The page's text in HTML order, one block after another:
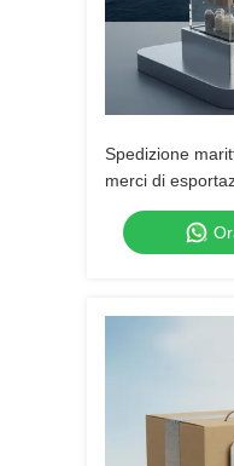
Spedizione
merci di